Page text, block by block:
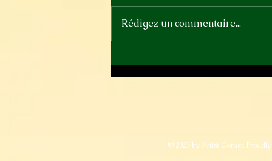
Rédigez un commentaire...
© 2023 by Artist Corner.